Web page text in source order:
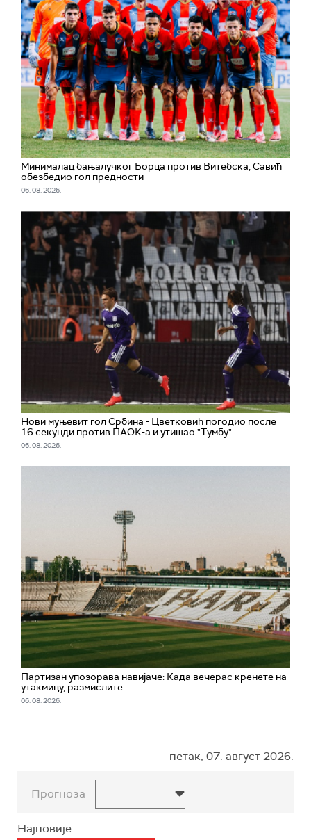
Минималац бањалучког Борца против Витебска, Савић
обезбедио гол предности
06. 08. 2026.
Нови муњевит гол Србина - Цветковић погодио после
16 секунди против ПАОК-а и утишао "Тумбу"
06. 08. 2026.
Партизан упозорава навијаче: Када вечерас кренете на
утакмицу, размислите
06. 08. 2026.
петак, 07. август 2026.
Прогноза
Најновије